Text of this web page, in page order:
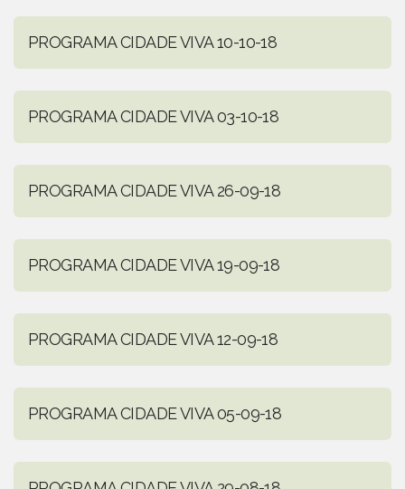
PROGRAMA CIDADE VIVA 10-10-18
PROGRAMA CIDADE VIVA 03-10-18
PROGRAMA CIDADE VIVA 26-09-18
PROGRAMA CIDADE VIVA 19-09-18
PROGRAMA CIDADE VIVA 12-09-18
PROGRAMA CIDADE VIVA 05-09-18